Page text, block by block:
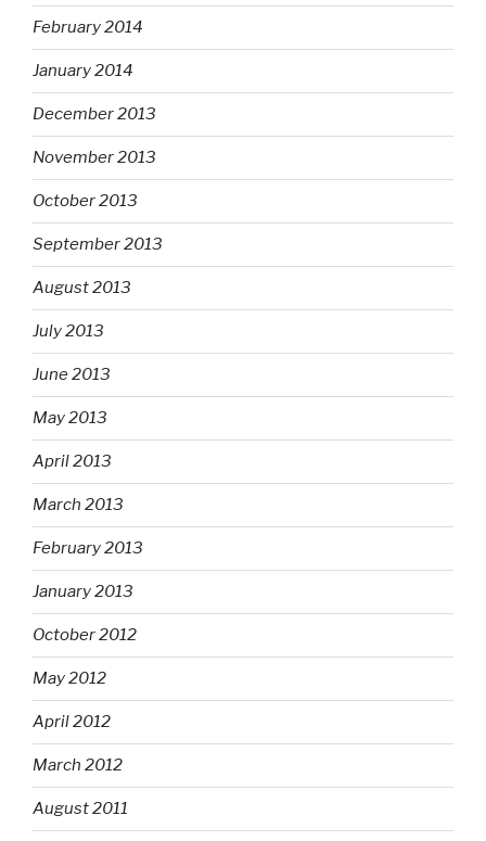
February 2014
January 2014
December 2013
November 2013
October 2013
September 2013
August 2013
July 2013
June 2013
May 2013
April 2013
March 2013
February 2013
January 2013
October 2012
May 2012
April 2012
March 2012
August 2011